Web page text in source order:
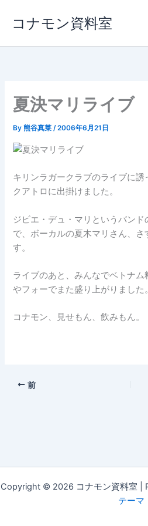
ス
コナモン資料室
夏決マリライブ
By熊谷真菜/2006年6月21日
キリンラガークラブのライブに
クアトロに出掛けました。
ジビエ・デュ・マリというバンド
で、ボーカルの夏木マリさん、
す。
ライブのあと、みんなでベトナム
やフォーでまた盛り上がりました。
コナモン、見せもん、飲みもん。
前
Copyright © 2026 コナモン資料室 |
テーマ